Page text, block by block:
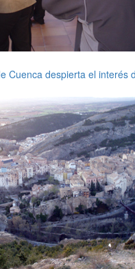
Cuenca despierta el interés